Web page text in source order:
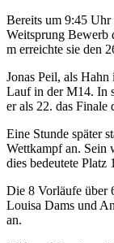
Bereits um 9:45 Uhr
Weitsprung Bewerb
m erreichte sie den
Jonas Peil, als
Lauf in der M14. In
er als 22. das Finale
Eine Stunde später
Wettkampf an. Sein
dies bedeutete Platz
Die 8 Vorläufe über
Louisa Dams und
an.